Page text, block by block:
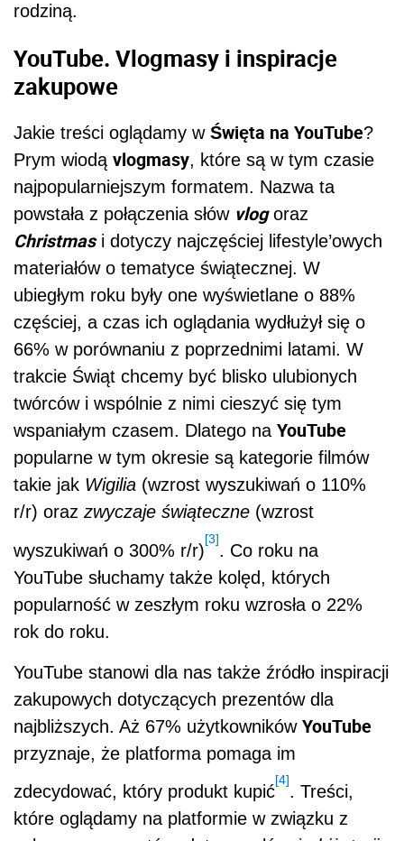
rodziną.
YouTube. Vlogmasy i inspiracje
zakupowe
Jakie treści oglądamy w Święta na YouTube?
Prym wiodą vlogmasy, które są w tym czasie
najpopularniejszym formatem. Nazwa ta
powstała z połączenia słów vlogoraz
Christmasi dotyczy najczęściej lifestyle’owych
materiałów o tematyce świątecznej. W
ubiegłym roku były one wyświetlane o 88%
częściej, a czas ich oglądania wydłużył się o
66% w porównaniu z poprzednimi latami. W
trakcie Świąt chcemy być blisko ulubionych
twórców i wspólnie z nimi cieszyć się tym
wspaniałym czasem. Dlatego na YouTube
popularne w tym okresie są kategorie filmów
takie jak Wigilia (wzrost wyszukiwań o 110%
r/r) oraz zwyczaje świąteczne (wzrost
wyszukiwań o 300% r/r)
[3]
. Co roku na
YouTube słuchamy także kolęd, których
popularność w zeszłym roku wzrosła o 22%
rok do roku.
YouTube stanowi dla nas także źródło inspiracji
zakupowych dotyczących prezentów dla
najbliższych. Aż 67% użytkowników YouTube
przyznaje, że platforma pomaga im
zdecydować, który produkt kupić
[4]
. Treści,
które oglądamy na platformie w związku z